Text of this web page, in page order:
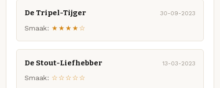
De Tripel-Tijger 30-09-2023
Smaak: ★★★★☆
De Stout-Liefhebber 13-03-2023
Smaak: ☆☆☆☆☆